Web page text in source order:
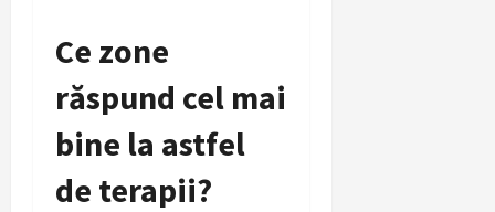
Ce zone
răspund cel mai
bine la astfel
de terapii?